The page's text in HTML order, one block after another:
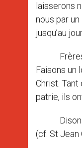
laisserons
nous par
jusqu’au
Frères et
Faisons un
Christ. Tant
patrie, ils
Disons
(cf. St Jean